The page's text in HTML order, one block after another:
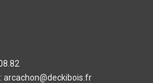
: arcachon@deckibois.fr